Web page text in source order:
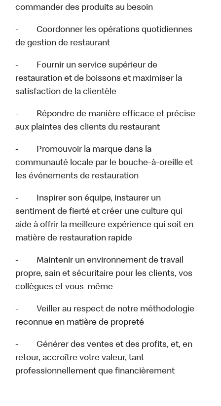
commander des produits au besoin
- Coordonner les opérations quotidiennes
de gestion de restaurant
- Fournir un service supérieur de
restauration et de boissons et maximiser la
satisfaction de la clientèle
- Répondre de manière efficace et précise
aux plaintes des clients du restaurant
- Promouvoir la marque dans la
communauté locale par le bouche-à-oreille et
les événements de restauration
- Inspirer son équipe, instaurer un
sentiment de fierté et créer une culture qui
aide à offrir la meilleure expérience qui soit en
matière de restauration rapide
- Maintenir un environnement de travail
propre, sain et sécuritaire pour les clients, vos
collègues et vous-même
- Veiller au respect de notre méthodologie
reconnue en matière de propreté
- Générer des ventes et des profits, et, en
retour, accroître votre valeur, tant
professionnellement que financièrement